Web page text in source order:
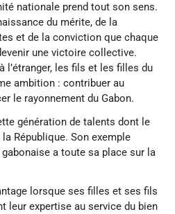
nationale prend tout son sens.
du mérite, de la
et de la conviction que chaque
une victoire collective.
l’étranger, les fils et les filles du
ambition : contribuer au
le rayonnement du Gabon.
génération de talents dont le
République. Son exemple
a toute sa place sur la
lorsque ses filles et ses fils
leur expertise au service du bien